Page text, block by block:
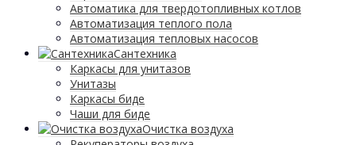
Автоматика для твердотопливных котлов
Автоматизация теплого пола
Автоматизация тепловых насосов
Сантехника
Каркасы для унитазов
Унитазы
Каркасы биде
Чаши для биде
Очистка воздуха